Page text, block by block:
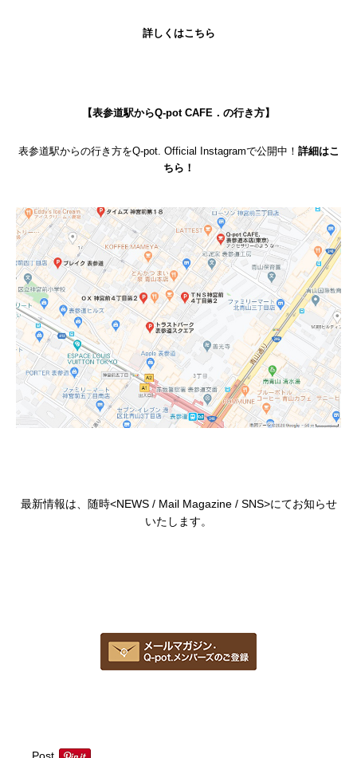
詳しくはこちら
【表参道駅からQ-pot CAFE．の行き方】
表参道駅からの行き方をQ-pot. Official Instagramで公開中！ 詳細はこ
ちら！
最新情報は、随時<NEWS/ Mail Magazine/ SNS>にてお知らせ
いたします。